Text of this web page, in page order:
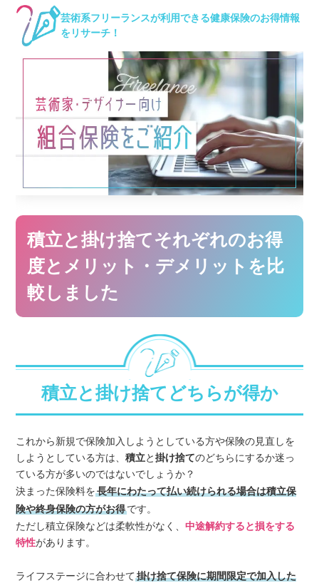
芸術系フリーランスが利用できる健康保険のお得情報
をリサーチ！
積立と掛け捨てそれぞれのお得
度とメリット・デメリットを比
較しました
積立と掛け捨てどちらが得か
これから新規で保険加入しようとしている方や保険の見直しを
しようとしている方は、積立と掛け捨てのどちらにするか迷っ
ている方が多いのではないでしょうか？
決まった保険料を長年にわたって払い続けられる場合は積立保
険や終身保険の方がお得です。
ただし積立保険などは柔軟性がなく、中途解約すると損をする
特性があります。
ライフステージに合わせて掛け捨て保険に期間限定で加入した